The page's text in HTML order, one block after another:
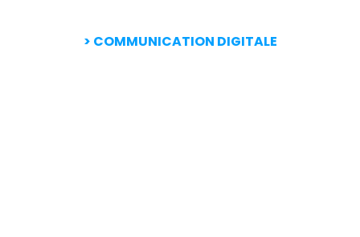
> COMMUNICATION DIGITALE